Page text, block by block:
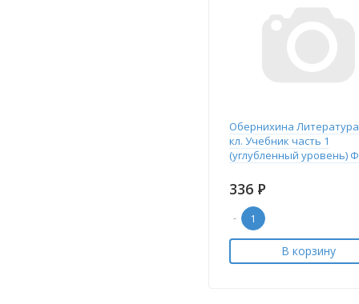
Обернихина
кл. Учебник часть 1
(углубленный уровень)
336 Р
-
В корзину